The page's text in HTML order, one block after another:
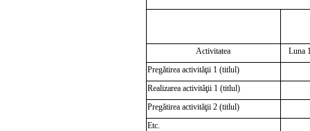
Activitatea
Luna
Pregătirea activităţii 1 (titlul)
Realizarea activităţii 1 (titlul)
Pregătirea activităţii 2 (titlul)
Etc.